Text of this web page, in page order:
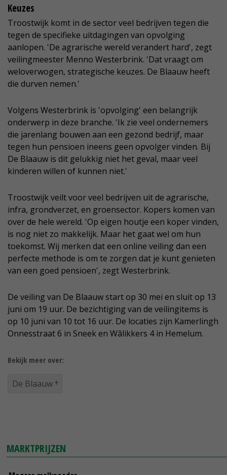
Keuzes
Troostwijk komt in de sector veel bedrijven tegen die
tegen de specifieke uitdagingen van opvolging
aanlopen. 'De agrarische wereld verandert hard', zegt
veilingmeester Menno Westerbrink. 'Dat vraagt om
weloverwogen, strategische keuzes. De Blaauw heeft
die durven nemen.'
Volgens Westerbrink is 'opvolging' een belangrijk
onderwerp in deze branche. 'Ik zie veel ondernemers
die jarenlang bouwen aan een gezond bedrijf, maar
tegen hun pensioen ineens geen opvolger vinden. Bij
De Blaauw is dit gelukkig niet het geval, maar veel
kinderen willen of kunnen niet.'
Troostwijk veilt voor veel bedrijven uit de agrarische,
infra, grondverzet, en groensector. Kopers komen van
over de hele wereld. 'Op eigen houtje een koper vinden,
is nog niet zo makkelijk. Maar het gaat wel om hun
toekomst. Wij merken dat een online veiling dan een
perfecte methode is om te zorgen dat je kunt genieten
van een goed pensioen', zegt Westerbrink.
De veiling van De Blaauw start op 30 mei en sluit op 13
juni om 19 uur. De bezichtiging van de veilingitems is
op 10 juni van 10 tot 16 uur. De locaties zijn Kamerlingh
Onnesstraat 6 in Sneek en Wâlikkers 4 in Hemelum.
Bekijk meer over:
De Blaauw
MARKTPRIJZEN